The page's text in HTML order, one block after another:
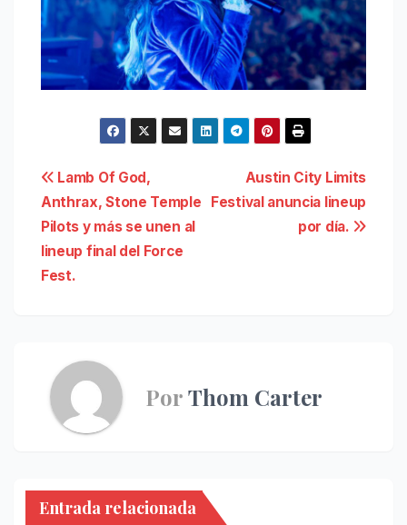
Navegación
de
entradas
Austin City Limits
Festival anuncia lineup
por día.
Lamb Of God,
Anthrax, Stone Temple
Pilots y más se unen al
lineup final del Force
Fest.
PorThom Carter
Entrada relacionada